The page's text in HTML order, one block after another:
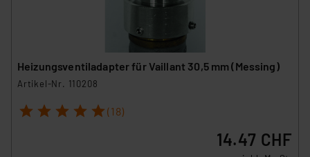
Heizungsventiladapter für Vaillant 30,5 mm (Messing)
Artikel-Nr. 110208
1 2 3 4 5 (18)
14.47 CHF